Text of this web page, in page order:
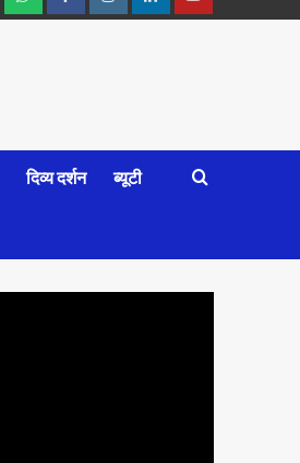
दिव्य दर्शन ब्यूटी